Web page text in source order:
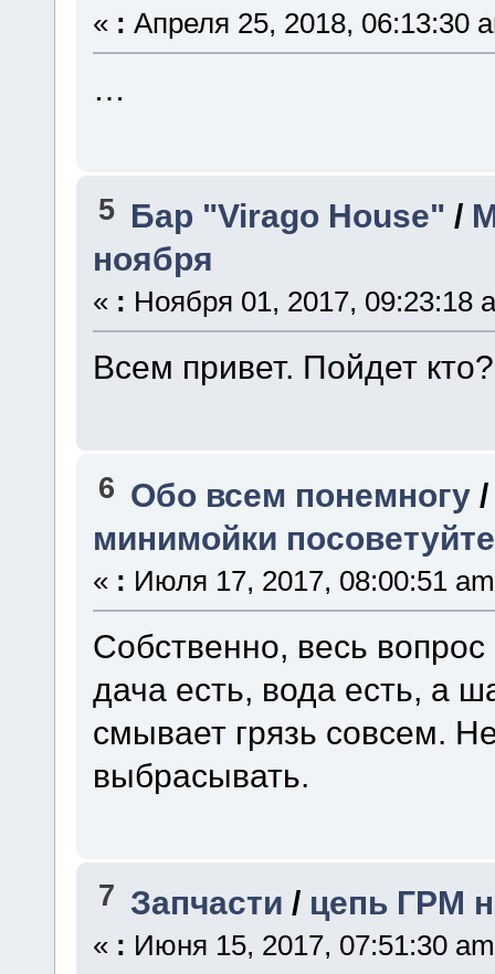
« : Апреля 25, 2018, 06:13:30
…
5 Бар "Virago House" /
ноября
« : Ноября 01, 2017, 09:23:18
Всем привет. Пойдет кто?
6 Обо всем понемногу
минимойки
« : Июля 17, 2017, 08:00:51
Собственно, весь
дача есть, вода есть, а
смывает грязь совсем.
выбрасывать.
7 Запчасти / цепь ГРМ
« : Июня 15, 2017, 07:51:30